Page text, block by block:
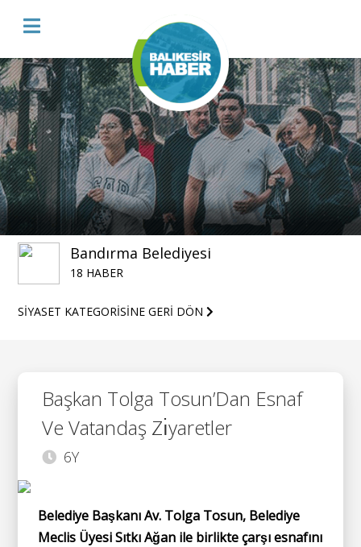
Bandırma Belediyesi
18 HABER
SİYASET KATEGORİSİNE GERİ DÖN
Başkan Tolga Tosun’Dan Esnaf
Ve Vatandaş Zı̇yaretler
6Y
Belediye Başkanı Av. Tolga Tosun, Belediye
Meclis Üyesi Sıtkı Ağan ile birlikte çarşı esnafını